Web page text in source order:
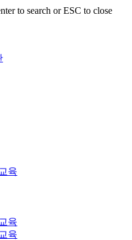
to search or ESC to close
육
육
육